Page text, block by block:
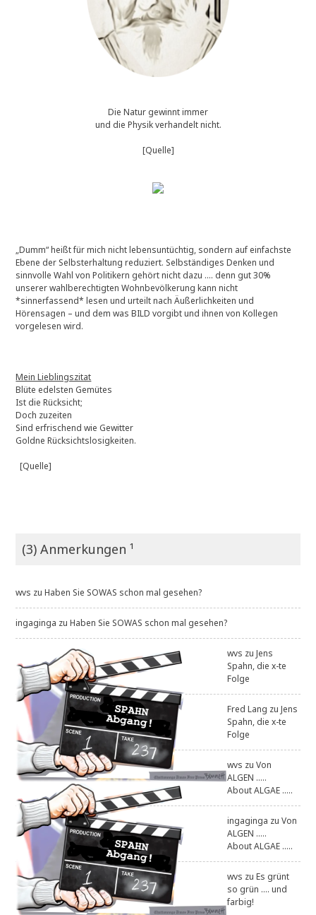
Die Natur gewinnt immer
und die Physik verhandelt nicht.
[Quelle]
„Dumm“ heißt für mich nicht lebensuntüchtig, sondern auf einfachste
Ebene der Selbsterhaltung reduziert. Selbständiges Denken und
sinnvolle Wahl von Politikern gehört nicht dazu …. denn gut 30%
unserer wahlberechtigten Wohnbevölkerung kann nicht
*sinnerfassend* lesen und urteilt nach Äußerlichkeiten und
Hörensagen – und dem was BILD vorgibt und ihnen von Kollegen
vorgelesen wird.
Mein Lieblingszitat
Blüte edelsten Gemütes
Ist die Rücksicht;
Doch zuzeiten
Sind erfrischend wie Gewitter
Goldne Rücksichtslosigkeiten.
[Quelle]
(3) Anmerkungen ¹
wvs zuHaben Sie SOWAS schon mal gesehen?
ingaginga zuHaben Sie SOWAS schon mal gesehen?
wvs zuJens
Spahn, die x-te
Folge
Fred Lang zuJens
Spahn, die x-te
Folge
wvs zuVon
ALGEN .....
About ALGAE .....
ingaginga zuVon
ALGEN .....
About ALGAE .....
wvs zuEs grünt
so grün .... und
farbig!